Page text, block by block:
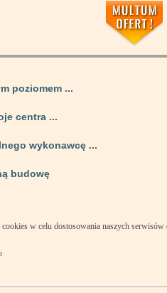
poziomem ...
centra ...
wykonawcę ...
budowę
w celu dostosowania naszych